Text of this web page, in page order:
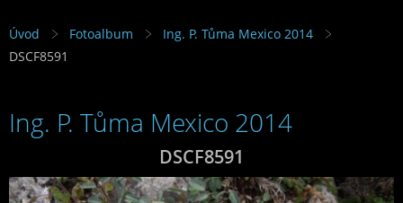
Úvod Fotoalbum
Ing. P. Tůma Mexico 2014
DSCF8591
Ing. P. Tůma Mexico 2014
DSCF8591